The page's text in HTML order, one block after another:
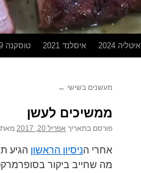
טוסקנה 2019 איסלנד 2021 איטליה 2024
מעשנים בשישי ←
ממשיכים לעשן
פורסם בתאריך אפריל 20, 2017 מאת
אחרי הניסיון הראשון
מה שחייב ביקור